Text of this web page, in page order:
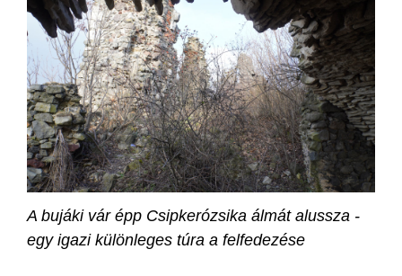
A bujáki vár épp Csipkerózsika álmát alussza -
egy igazi különleges túra a felfedezése